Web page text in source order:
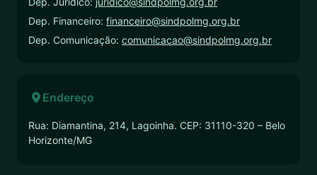
Dep. Financeiro: financeiro@sindpolmg.org.br
Dep. Comunicação: comunicacao@sindpolmg.org.br
Endereço
Rua: Diamantina, 214, Lagoinha. CEP: 31110-320 – Belo
Horizonte/MG